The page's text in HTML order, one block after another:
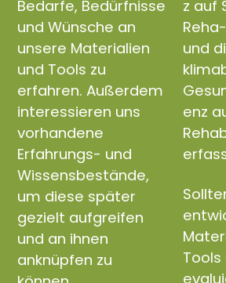
Bedarfe, Bedürfnisse
und Wünsche an
unsere Materialien
und Tools zu
erfahren. Außerdem
interessieren uns
vorhandene
Erfahrungs- und
Wissensbestände,
um diese später
gezielt aufgreifen
und an ihnen
anknüpfen zu
z auf
und
enz